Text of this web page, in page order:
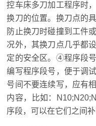
控车床多刀加工程序时
换刀的位置。换刀点的
防止换刀时碰撞到工件
况外，其换刀点几乎都
定的安全区。④程序段
编写程序段号，便于调
号间不要连续写，应有
内容，比如：
序段，可以在它们之间补